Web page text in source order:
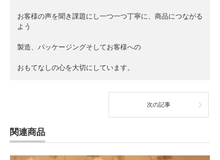
お客様の声を聞き課題にし一つ一つ丁寧に、商品につながる
よう
製造、パッケージングそしてお客様への
おもてなしの心を大切にしています。
次の記事
関連商品